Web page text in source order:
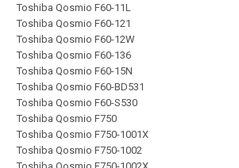
Toshiba Qosmio F60-11L
Toshiba Qosmio F60-121
Toshiba Qosmio F60-12W
Toshiba Qosmio F60-136
Toshiba Qosmio F60-15N
Toshiba Qosmio F60-BD531
Toshiba Qosmio F60-S530
Toshiba Qosmio F750
Toshiba Qosmio F750-1001X
Toshiba Qosmio F750-1002